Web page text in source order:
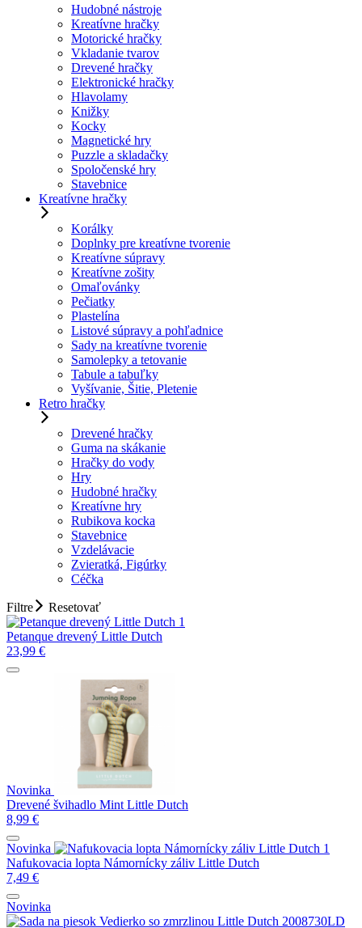
Hudobné nástroje
Kreatívne hračky
Motorické hračky
Vkladanie tvarov
Drevené hračky
Elektronické hračky
Hlavolamy
Knižky
Kocky
Magnetické hry
Puzzle a skladačky
Spoločenské hry
Stavebnice
Kreatívne hračky
Korálky
Doplnky pre kreatívne tvorenie
Kreatívne súpravy
Kreatívne zošity
Omaľovánky
Pečiatky
Plastelína
Listové súpravy a pohľadnice
Sady na kreatívne tvorenie
Samolepky a tetovanie
Tabule a tabuľky
Vyšívanie, Šitie, Pletenie
Retro hračky
Drevené hračky
Guma na skákanie
Hračky do vody
Hry
Hudobné hračky
Kreatívne hry
Rubikova kocka
Stavebnice
Vzdelávacie
Zvieratká, Figúrky
Céčka
Filtre Resetovať
Petanque drevený Little Dutch
23,99 €
Novinka
Drevené švihadlo Mint Little Dutch
8,99 €
Novinka
Nafukovacia lopta Námornícky záliv Little Dutch
7,49 €
Novinka